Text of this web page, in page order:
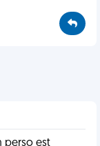
perso est